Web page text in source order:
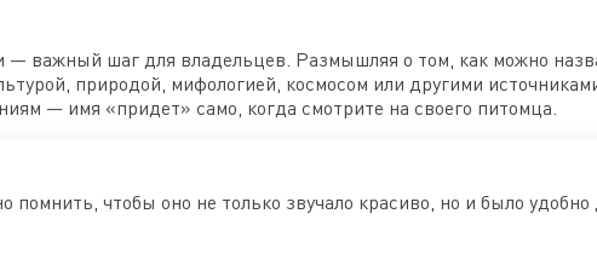
— важный шаг для владельцев. Размышляя о том, как можно
природой, мифологией, космосом или другими
— имя «придет» само, когда смотрите на своего питомца.
чтобы оно не только звучало красиво, но и было удобно